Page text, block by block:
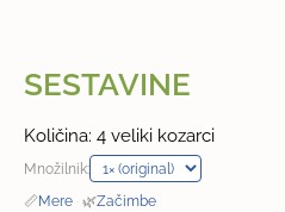
SESTAVINE
Količina: 4 veliki kozarci
Množilnik:
📏Mere · 🌿Začimbe